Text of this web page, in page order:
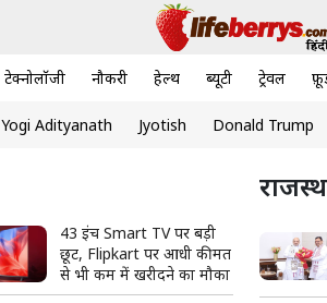
टेक्नोलॉजी नौकरी हेल्थ ब्यूटी ट्रेवल
Yogi Adityanath Jyotish Donald Trump
43 इंच Smart TV पर बड़ी
छूट, Flipkart पर आधी कीमत
से भी कम में खरीदने का मौका